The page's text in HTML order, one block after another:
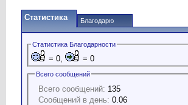
Статистика Благодарю
Статистика Благодарности
= 0, = 0
Всего сообщений
Всего сообщений: 135
Сообщений в день: 0.06